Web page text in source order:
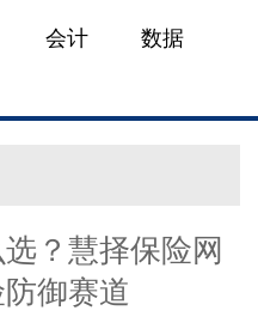
会计 数据
？慧择保险网
御赛道